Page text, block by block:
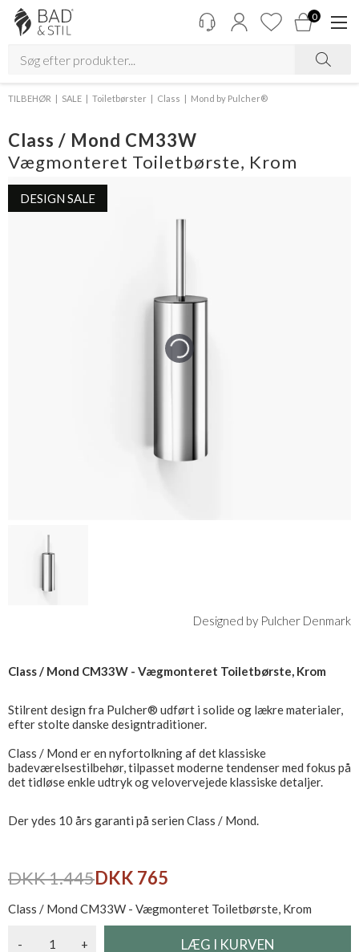
0
TILBEHØR SALE Toiletbørster Class Mond by Pulcher®
Class / Mond CM33W
Vægmonteret Toiletbørste, Krom
DESIGN SALE
Designed by Pulcher Denmark
Class / Mond CM33W - Vægmonteret Toiletbørste, Krom
Stilrent design fra Pulcher® udført i solide og lækre materialer,
efter stolte danske designtraditioner.
Class / Mond er en nyfortolkning af det klassiske
badeværelsestilbehør, tilpasset moderne tendenser med fokus på
det tidløse enkle udtryk og velovervejede klassiske detaljer.
Der ydes 10 års garanti på serien Class / Mond.
DKK 1.445DKK 765
Class / Mond CM33W - Vægmonteret Toiletbørste, Krom
- +